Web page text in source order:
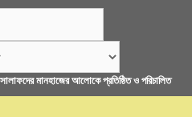
মানহাজের আলোকে প্রতিষ্ঠিত ও পরিচালিত